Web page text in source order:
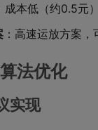
成本低（约0.5元
：高速运放方案
法优化
实现